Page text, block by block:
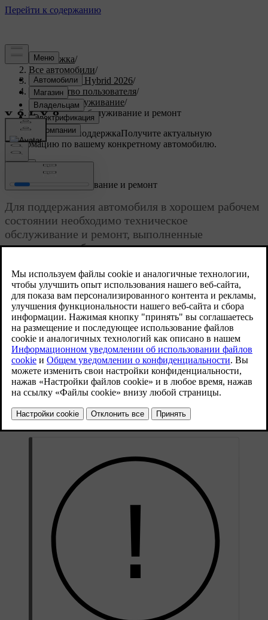
Поддержка/
Все автомобили/
XC90 Plug-in Hybrid 2026/
Руководство пользователя/
Уход и обслуживание/
Техническое обслуживание и ремонт
Индивидуальная поддержкаПолучите актуальную
информацию по вашему конкретному автомобилю.
Обновленная версия 30.03.2026
Техническое обслуживание и ремонт
Для поддержания автомобиля в хорошем рабочем
состоянии необходимо техническое
обслуживание и ремонт, выполненные
надлежащим образом.
Ваш автомобиль отслеживает, когда в последний раз было
проведено обслуживание, и сообщает вам о наступлении
времени для следующего. Он может самостоятельно
диагностировать многие типы неисправностей и уведомляет
вас, если нужно принять меры.
Если вы заметите признаки, указывающие на необходимость
обслуживания или ремонта, которые не были обнаружены
автомобилем, обратитесь в службу поддержки Volvo.
Для проведения всех видов ремонта и обслуживания
компания Volvo рекомендует обращаться на официальную
станцию техобслуживания Volvo.